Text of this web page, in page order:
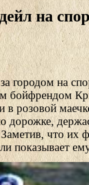
на
городом на
бойфрендом
розовой
дорожке,
что их
показывает